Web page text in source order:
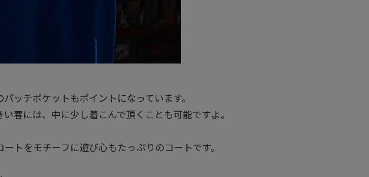
ッチポケットもポイントになっています。
春には、中に少し着こんで頂くことも可能ですよ。
トをモチーフに遊び心もたっぷりのコートです。